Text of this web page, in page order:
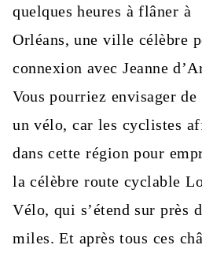
quelques heures à flâner à
Orléans, une ville célèbre
connexion avec Jeanne
Vous pourriez envisager
un vélo, car les cyclistes
dans cette région pour
la célèbre route cyclable
Vélo, qui s’étend sur près
miles. Et après tous ces